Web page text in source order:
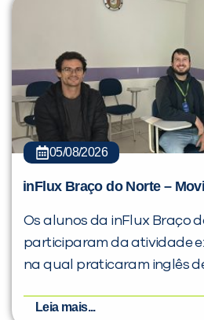
05/08/2026
inFlux Braço do Norte –
Os alunos da inFlux Braço
participaram da atividade
na qual praticaram inglês
Leia mais...